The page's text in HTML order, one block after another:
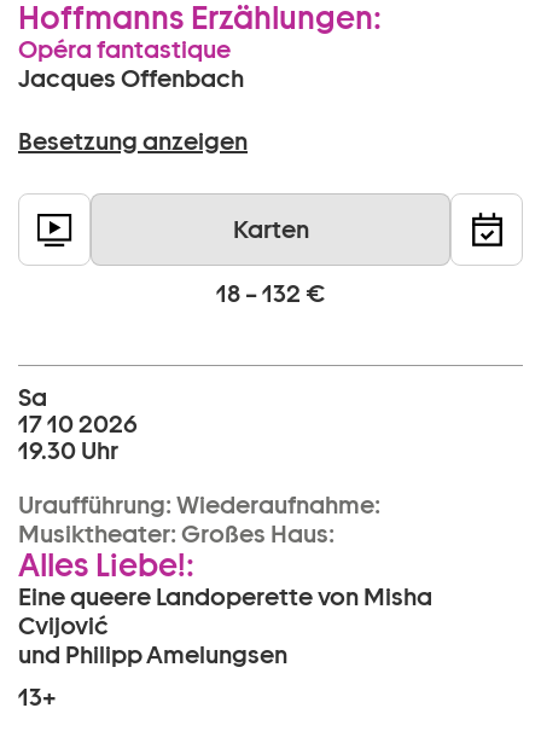
Hoffmanns Erzählungen:
Opéra fantastique
Jacques Offenbach
Besetzung anzeigen
Karten
18 – 132 €
Sa
17 10 2026
19.30 Uhr
Uraufführung: Wiederaufnahme:
Musiktheater: Großes Haus:
Alles Liebe!:
Eine queere Landoperette von Misha
Cvijović
und Philipp Amelungsen
13+